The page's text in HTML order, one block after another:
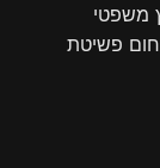
משפטי
פשיטת